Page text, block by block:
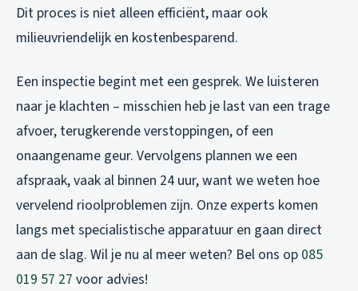
Dit proces is niet alleen efficiënt, maar ook
milieuvriendelijk en kostenbesparend.
Een inspectie begint met een gesprek. We luisteren
naar je klachten – misschien heb je last van een trage
afvoer, terugkerende verstoppingen, of een
onaangename geur. Vervolgens plannen we een
afspraak, vaak al binnen 24 uur, want we weten hoe
vervelend rioolproblemen zijn. Onze experts komen
langs met specialistische apparatuur en gaan direct
aan de slag. Wil je nu al meer weten? Bel ons op 085
019 57 27 voor advies!